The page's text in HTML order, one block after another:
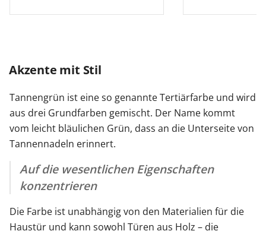
Akzente mit Stil
Tannengrün ist eine so genannte Tertiärfarbe und wird
aus drei Grundfarben gemischt. Der Name kommt
vom leicht bläulichen Grün, dass an die Unterseite von
Tannennadeln erinnert.
Auf die wesentlichen Eigenschaften
konzentrieren
Die Farbe ist unabhängig von den Materialien für die
Haustür und kann sowohl Türen aus Holz – die